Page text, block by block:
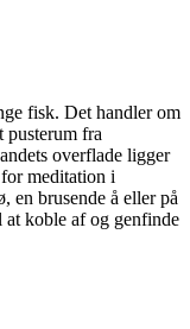
fisk. Det handler om
pusterum fra
overflade ligger
meditation i
en brusende å eller på
koble af og genfinde